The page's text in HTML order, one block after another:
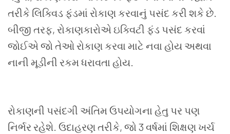
તરીકે લિક્વિડ ફંડમાં રોકાણ કરવાનું પસંદ કરી શકે છે.
બીજી તરફ, રોકાણકારોએ ઇક્વિટી ફંડ પસંદ કરવાં
જોઈએ જો તેઓ રોકાણ કરવા માટે નવા હોય અથવા
નાની મૂડીની રકમ ધરાવતા હોય.
રોકાણની પસંદગી અંતિમ ઉપયોગના હેતુ પર પણ
નિર્ભર રહેશે. ઉદાહરણ તરીકે, જો 3 વર્ષમાં શિક્ષણ ખર્ચ